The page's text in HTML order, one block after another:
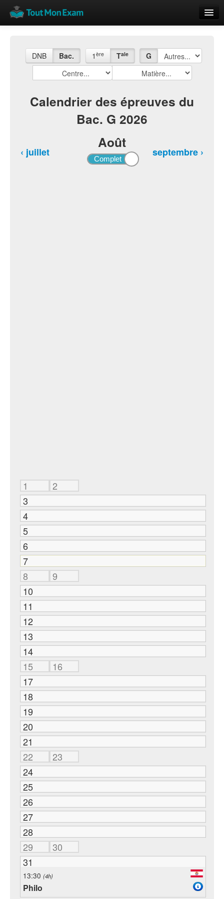
Vue globale
Rajouter
DNB Bac. 1 ère Tale G
Calendrier des épreuves du
Bac. G 2026
Août
‹ juillet septembre ›
1
2
3
4
5
6
7
8
9
10
11
12
13
14
15
16
17
18
19
20
21
22
23
24
25
26
27
28
29
30
31
13:30 (4h)
Philo